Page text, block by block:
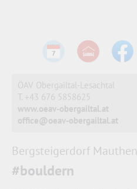
ÖAV Obergailtal-Lesachtal
T. +43 676 5858625
www.oeav-obergailtal.at
office@oeav-obergailtal.at
Bergsteigerdorf Mauthen
#bouldern